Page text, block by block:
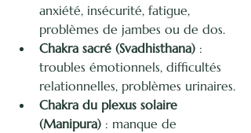
anxiété, insécurité, fatigue,
problèmes de jambes ou de dos.
Chakra sacré (Svadhisthana) :
troubles émotionnels, difficultés
relationnelles, problèmes urinaires.
Chakra du plexus solaire
(Manipura) : manque de